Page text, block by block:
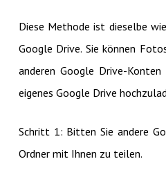
Diese Methode ist dieselbe
Google Drive. Sie können
anderen Google Drive-
eigenes Google Drive
Schritt 1: Bitten Sie andere
Ordner mit Ihnen zu teilen.